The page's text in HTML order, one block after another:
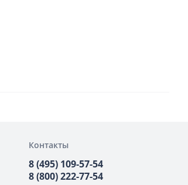
Контакты
8 (495) 109-57-54
8 (800) 222-77-54